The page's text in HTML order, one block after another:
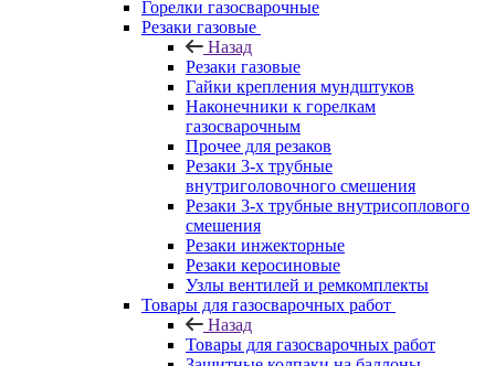
Горелки газосварочные
Резаки газовые
Назад
Резаки газовые
Гайки крепления мундштуков
Наконечники к горелкам
газосварочным
Прочее для резаков
Резаки 3-х трубные
внутриголовочного смешения
Резаки 3-х трубные внутрисоплового
смешения
Резаки инжекторные
Резаки керосиновые
Узлы вентилей и ремкомплекты
Товары для газосварочных работ
Назад
Товары для газосварочных работ